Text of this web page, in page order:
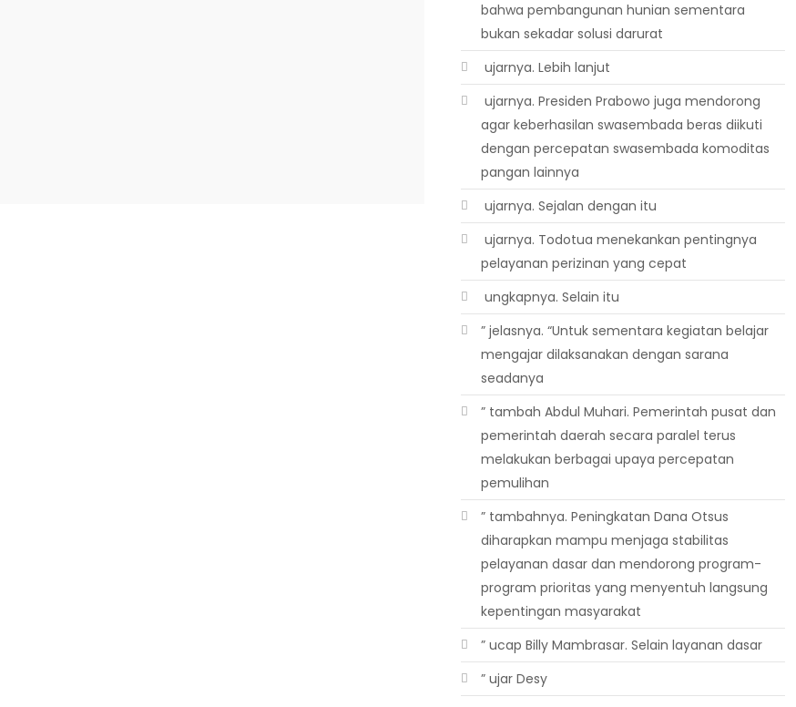
bahwa pembangunan hunian sementara
bukan sekadar solusi darurat
 ujarnya. Lebih lanjut
 ujarnya. Presiden Prabowo juga mendorong
agar keberhasilan swasembada beras diikuti
dengan percepatan swasembada komoditas
pangan lainnya
 ujarnya. Sejalan dengan itu
 ujarnya. Todotua menekankan pentingnya
pelayanan perizinan yang cepat
 ungkapnya. Selain itu
” jelasnya. “Untuk sementara kegiatan belajar
mengajar dilaksanakan dengan sarana
seadanya
” tambah Abdul Muhari. Pemerintah pusat dan
pemerintah daerah secara paralel terus
melakukan berbagai upaya percepatan
pemulihan
” tambahnya. Peningkatan Dana Otsus
diharapkan mampu menjaga stabilitas
pelayanan dasar dan mendorong program-
program prioritas yang menyentuh langsung
kepentingan masyarakat
” ucap Billy Mambrasar. Selain layanan dasar
” ujar Desy